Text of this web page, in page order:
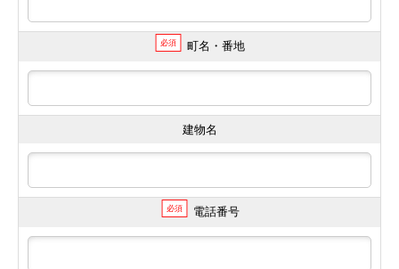
必須 町名・番地
建物名
必須 電話番号